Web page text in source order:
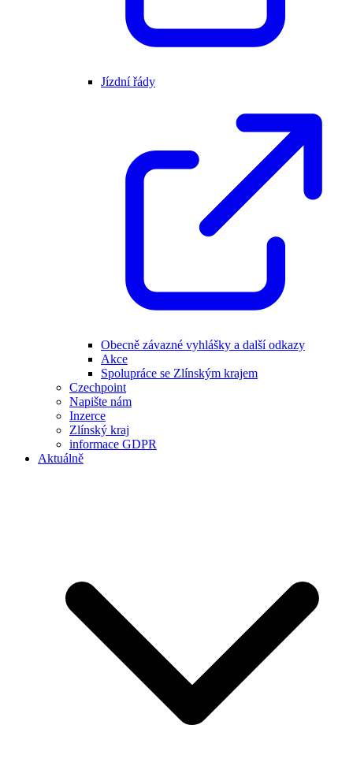
Jízdní řády
Obecně závazné vyhlášky a další odkazy
Akce
Spolupráce se Zlínským krajem
Czechpoint
Napište nám
Inzerce
Zlínský kraj
informace GDPR
Aktuálně